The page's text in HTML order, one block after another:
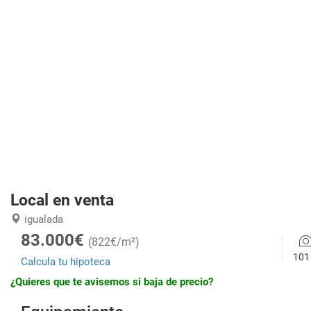
Local en venta
igualada
83.000€ (822€/m²)
Calcula tu hipoteca
101
¿Quieres que te avisemos si baja de precio?